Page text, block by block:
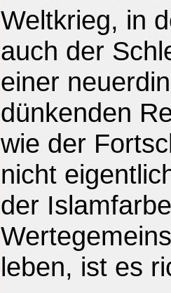
Weltkrieg, in
auch der
einer
dünkenden
wie der
nicht
der
leben, ist es